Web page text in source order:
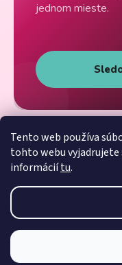
Tento web používa
tohto webu vyjadrujete
informáciítu.
jednom mieste.